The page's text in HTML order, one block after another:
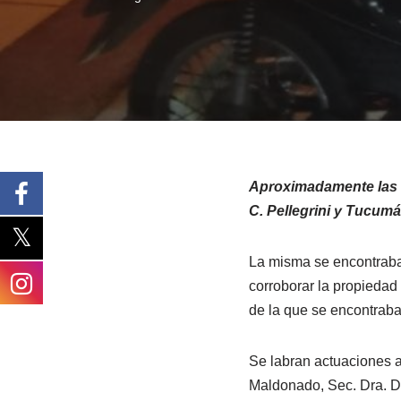
Aproximadamente
C. Pellegrini y
La misma se
corroborar la
de la que se
Se labran actuaciones
Maldonado, Sec. Dra.